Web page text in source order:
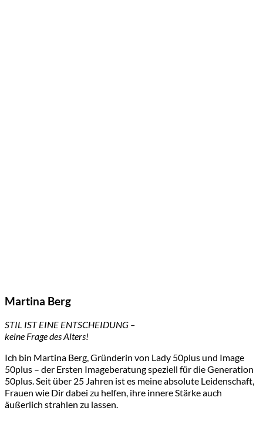
Martina Berg
STIL IST EINE ENTSCHEIDUNG –
keine Frage des Alters!
Ich bin Martina Berg, Gründerin von Lady 50plus und Image
50plus – der Ersten Imageberatung speziell für die Generation
50plus. Seit über 25 Jahren ist es meine absolute Leidenschaft,
Frauen wie Dir dabei zu helfen, ihre innere Stärke auch
äußerlich strahlen zu lassen.